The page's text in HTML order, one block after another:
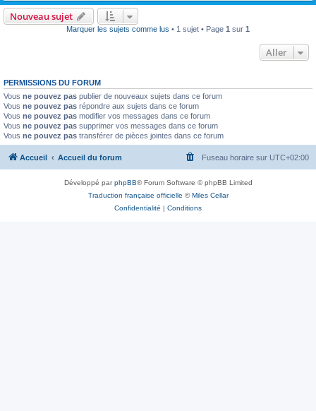
Nouveau sujet
Marquer les sujets comme lus • 1 sujet • Page 1 sur 1
Aller
PERMISSIONS DU FORUM
Vous ne pouvez pas publier de nouveaux sujets dans ce forum
Vous ne pouvez pas répondre aux sujets dans ce forum
Vous ne pouvez pas modifier vos messages dans ce forum
Vous ne pouvez pas supprimer vos messages dans ce forum
Vous ne pouvez pas transférer de pièces jointes dans ce forum
Accueil Accueil du forum Fuseau horaire sur UTC+02:00
Développé parphpBB® Forum Software © phpBB Limited
Traduction française officielle ©Miles Cellar
Confidentialité | Conditions